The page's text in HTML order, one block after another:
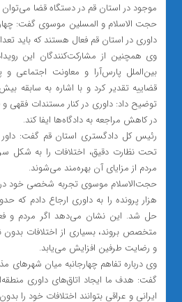
موجود در استان قم در دستگاه قضا
حجت الاسلام و المسلین موسوی گفت:
داوری در استان قم فعال هستند که باید
وی همچنین از مشارکت‌کنندگان این
بین‌الملل پارس‌آرا و معاونت اجتماعی
قضاییه تقدیر کرد و با اشاره به سابقه
توضیح داد: داوری در کنار مستندات فقهی
در کاهش مراجعه به دادگاه‌ها ایفا کند.
رئیس کل دادگستری استان قم گفت:
تحت نظارت دقیق، اختلافات را به شکل
مردم از مزایای آن بهره‌مند می‌شوند.
حل شد. این نشان می‌دهد اگر مردم و
متخصص بروند، بسیاری از اختلافات بدون
و رضایت طرفین افزایش می‌یابد.
وی درباره تفاهم چهارجانبه میان شهرهای
گفت: هدف ما ایجاد اتاق‌های داوری
ایرانی و عراقی بتوانند اختلافات خود را